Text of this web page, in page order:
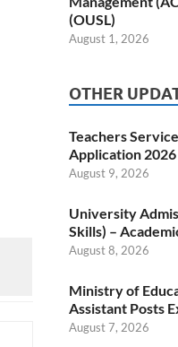
(OUSL)
August 1, 2026
OTHER
Teachers
Application 2026
August 9, 2026
University
Skills) –
August 8, 2026
Ministry of
Assistant Posts
August 7, 2026